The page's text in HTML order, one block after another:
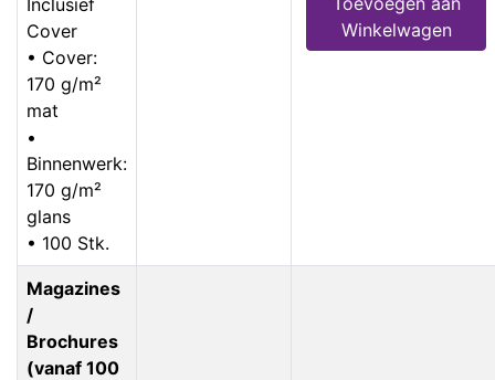
Cover
• Cover:
170 g/m²
mat
•
Binnenwerk:
170 g/m²
glans
• 100 Stk.
Winkelwagen
Magazines
/
Brochures
(vanaf 100